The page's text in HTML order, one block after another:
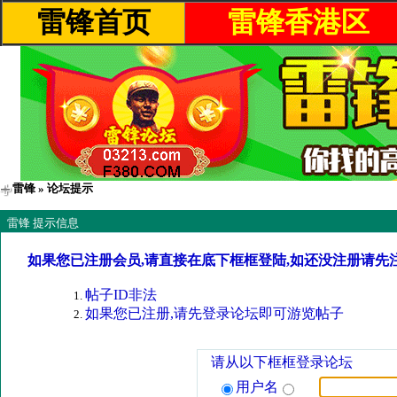
雷锋首页 雷锋香港区
雷锋 » 论坛提示
雷锋 提示信息
如果您已注册会员,请直接在底下框框登陆,如还没注册请先
帖子ID非法
如果您已注册,请先登录论坛即可游览帖子
请从以下框框登录论坛
用户名